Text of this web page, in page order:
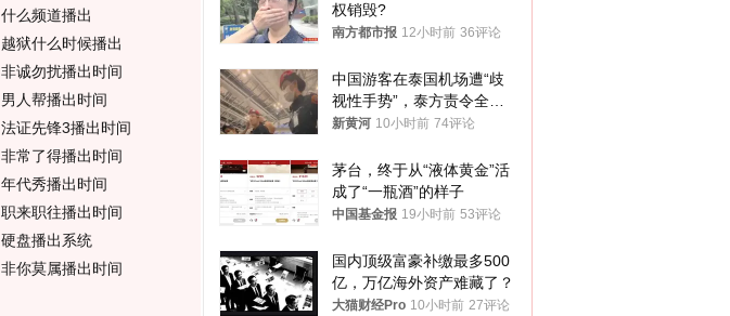
什么频道播出
越狱什么时候播出
非诚勿扰播出时间
男人帮播出时间
法证先锋3播出时间
非常了得播出时间
年代秀播出时间
职来职往播出时间
硬盘播出系统
非你莫属播出时间
权销毁?
南方都市报 12小时前 36评论
中国游客在泰国机场遭“歧
视性手势”，泰方责令全面
调查，对责任人采取最严厉
新黄河 10小时前 74评论
茅台，终于从“液体黄金”活
成了“一瓶酒”的样子
中国基金报 19小时前 53评论
国内顶级富豪补缴最多500
亿，万亿海外资产难藏了？
大猫财经Pro 10小时前 27评论